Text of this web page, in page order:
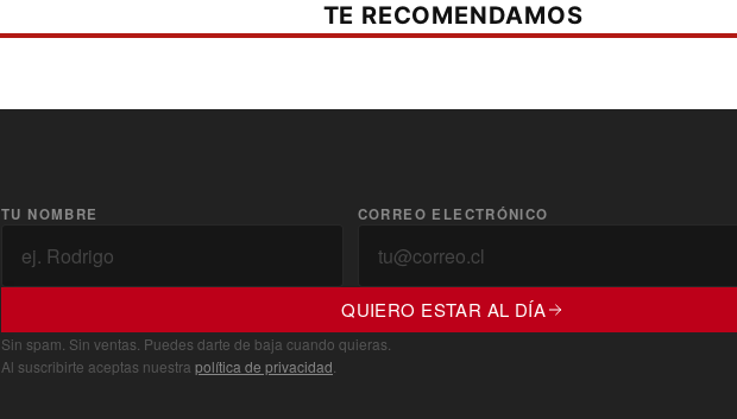
TE RECOMENDAMOS
TU NOMBRE CORREO ELECTRÓNICO
QUIERO ESTAR AL DÍA
Sin spam. Sin ventas. Puedes darte de baja cuando quieras.
Al suscribirte aceptas nuestra política de privacidad